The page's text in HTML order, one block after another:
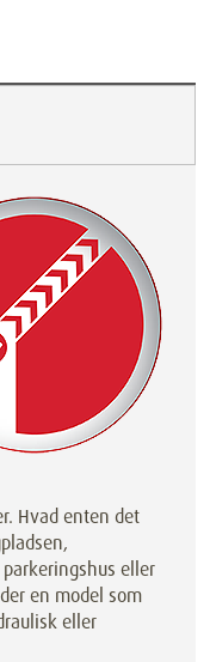
Hvad enten det
eller
en model som
eller